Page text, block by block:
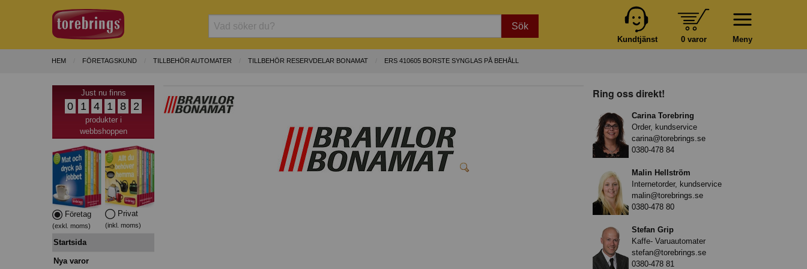
Sök
Meny
0 varor
Kundtjänst
HEM FÖRETAGSKUND TILLBEHÖR AUTOMATER TILLBEHÖR RESERVDELAR BONAMAT ERS 410605 BORSTE SYNGLAS PÅ BEHÅLL
Just nu finns
0 1 4 1 8 2
produkter i
webbshoppen
Företag
(exkl. moms)
Privat
(inkl. moms)
Startsida
Nya varor
Ring oss direkt!
Carina Torebring
Order, kundservice
carina@torebrings.se
0380-478 84
Malin Hellström
Internetorder, kundservice
malin@torebrings.se
0380-478 80
Stefan Grip
Kaffe- Varuautomater
stefan@torebrings.se
0380-478 81